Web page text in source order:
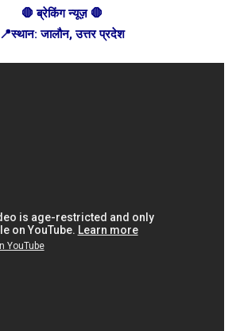
🛑 ब्रेकिंग न्यूज़ 🛑
📍स्थान: जालौन, उत्तर प्रदेश